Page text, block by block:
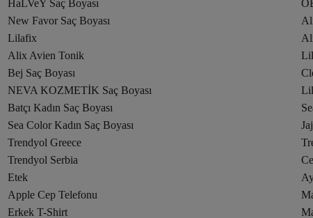
HaLVeY Saç Boyası
New Favor Saç Boyası
Lilafix
Alix Avien Tonik
Bej Saç Boyası
NEVA KOZMETİK Saç Boyası
Batçı Kadın Saç Boyası
Sea Color Kadın Saç Boyası
Trendyol Greece
Trendyol Serbia
Etek
Apple Cep Telefonu
Erkek T-Shirt